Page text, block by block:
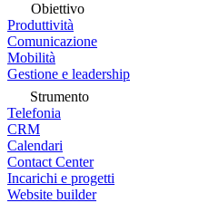
Obiettivo
Produttività
Comunicazione
Mobilità
Gestione e leadership
Strumento
Telefonia
CRM
Calendari
Contact Center
Incarichi e progetti
Website builder